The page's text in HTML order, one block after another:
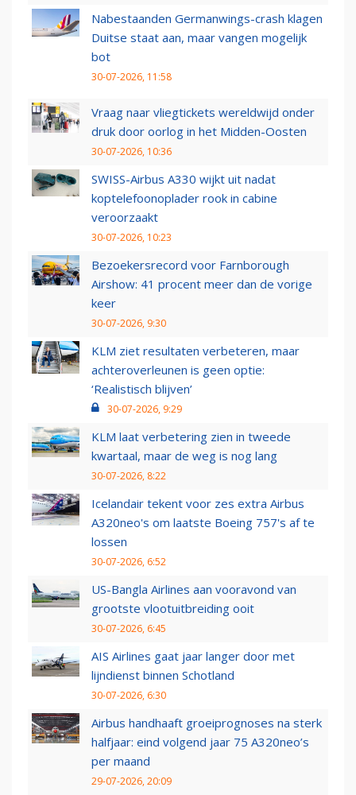
Nabestaanden Germanwings-crash klagen
Duitse staat aan, maar vangen mogelijk
bot
30-07-2026, 11:58
Vraag naar vliegtickets wereldwijd onder
druk door oorlog in het Midden-Oosten
30-07-2026, 10:36
SWISS-Airbus A330 wijkt uit nadat
koptelefoonoplader rook in cabine
veroorzaakt
30-07-2026, 10:23
Bezoekersrecord voor Farnborough
Airshow: 41 procent meer dan de vorige
keer
30-07-2026, 9:30
KLM ziet resultaten verbeteren, maar
achteroverleunen is geen optie:
‘Realistisch blijven’
30-07-2026, 9:29
KLM laat verbetering zien in tweede
kwartaal, maar de weg is nog lang
30-07-2026, 8:22
Icelandair tekent voor zes extra Airbus
A320neo's om laatste Boeing 757's af te
lossen
30-07-2026, 6:52
US-Bangla Airlines aan vooravond van
grootste vlootuitbreiding ooit
30-07-2026, 6:45
AIS Airlines gaat jaar langer door met
lijndienst binnen Schotland
30-07-2026, 6:30
Airbus handhaaft groeiprognoses na sterk
halfjaar: eind volgend jaar 75 A320neo’s
per maand
29-07-2026, 20:09